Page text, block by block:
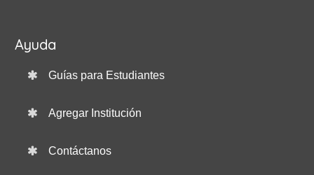
Ayuda
Guías para Estudiantes
Agregar Institución
Contáctanos